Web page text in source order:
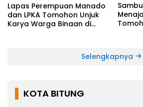
Lapas Perempuan Manado
dan LPKA Tomohon Unjuk
Karya Warga Binaan di
Selengkapnya
KOTA BITUNG